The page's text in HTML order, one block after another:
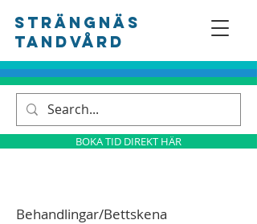
Strängnäs
tandvård
BOKA TID DIREKT HÄR
Behandlingar/Bettskena